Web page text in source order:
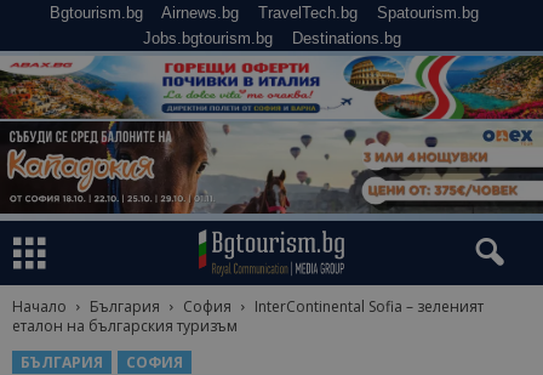
Bgtourism.bg Airnews.bg TravelTech.bg
Spatourism.bg
Jobs.bgtourism.bg
Destinations.bg
Начало България София
InterContinental Sofia – зеленият
еталон на българския туризъм
БЪЛГАРИЯ
СОФИЯ